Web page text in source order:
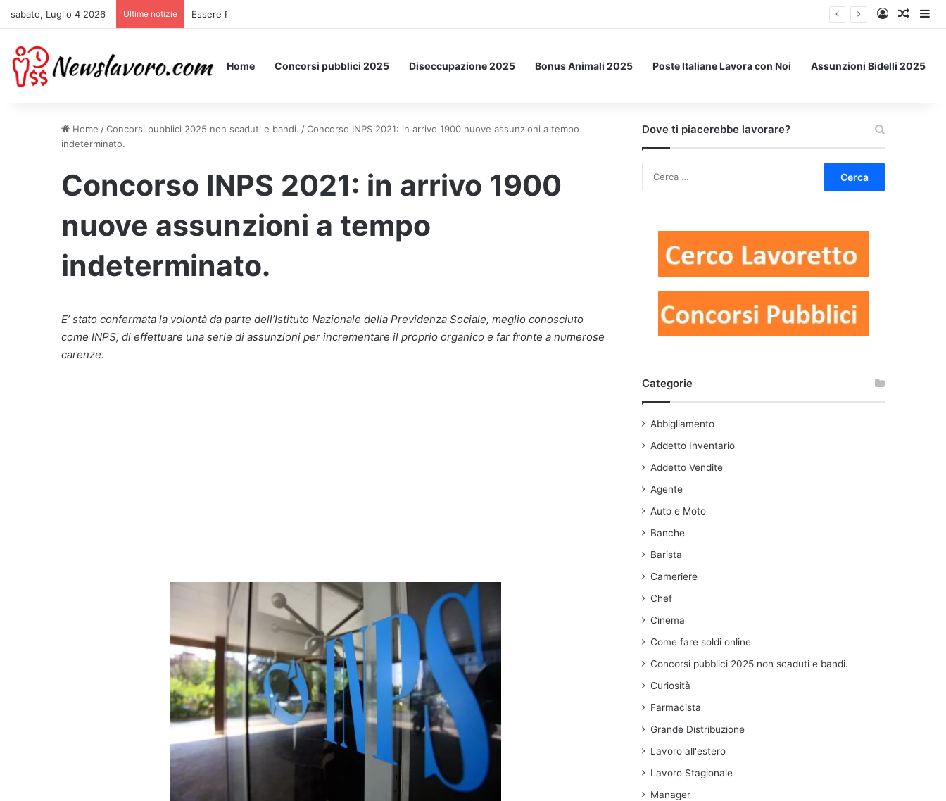
sabato, Luglio 4 2026 Ultime notizie Essere Pagati per Stare a Letto: ecco l’esperimento spaziale. Accedi
Un
Home Concorsi pubblici 2025 Disoccupazione 2025 Bonus Animali 2025 Poste Italiane Lavora con Noi Assunzioni Bidelli 2025
Home /Concorsi pubblici 2025 non scaduti e bandi. /Concorso INPS 2021: in arrivo 1900 nuove assunzioni a tempo
indeterminato.
Concorso INPS 2021: in arrivo 1900
nuove assunzioni a tempo
indeterminato.
E’ stato confermata la volontà da parte dell’Istituto Nazionale della Previdenza Sociale, meglio conosciuto
come INPS, di effettuare una serie di assunzioni per incrementare il proprio organico e far fronte a numerose
carenze.
Dove ti piacerebbe lavorare?
Categorie
Abbigliamento
Addetto Inventario
Addetto Vendite
Agente
Auto e Moto
Banche
Barista
Cameriere
Chef
Cinema
Come fare soldi online
Concorsi pubblici 2025 non scaduti e bandi.
Curiosità
Farmacista
Grande Distribuzione
Lavoro all'estero
Lavoro Stagionale
Manager